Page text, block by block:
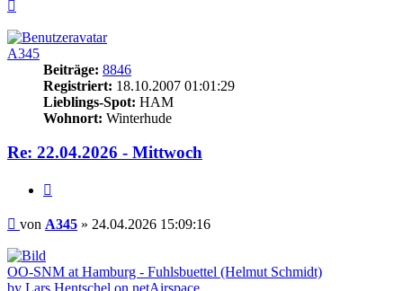
A345
Beiträge: 8846
Registriert: 18.10.2007 01:01:29
Lieblings-Spot: HAM
Wohnort: Winterhude
Re: 22.04.2026 - Mittwoch
Beitrag
von A345 » 24.04.2026 15:09:16
OO-SNM at Hamburg - Fuhlsbuettel (Helmut Schmidt)
by Lars Hentschel on netAirspace